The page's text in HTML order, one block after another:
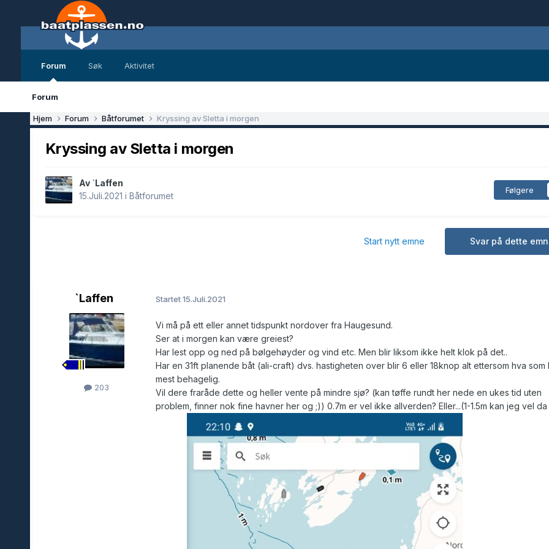
Forum
Forum
Søk Aktivitet
Hjem Forum Båtforumet Kryssing av Sletta i morgen
Kryssing av Sletta i morgen
Av `Laffen
15.Juli.2021 i Båtforumet
Følgere
Svar på dette
Start nytt emne
`Laffen
203
Startet15.Juli.2021
Vi må på ett eller annet tidspunkt nordover fra Haugesund.
Ser at i morgen kan være greiest?
Har lest opp og ned på bølgehøyder og vind etc. Men blir liksom ikke helt klok på det..
Har en 31ft planende båt (ali-craft) dvs. hastigheten over blir 6 eller 18knop alt ettersom hva som
mest behagelig.
Vil dere fraråde dette og heller vente på mindre sjø? (kan tøffe rundt her nede en ukes tid uten
problem, finner nok fine havner her og ;)) 0.7m er vel ikke allverden? Eller...(1-1.5m kan jeg vel da